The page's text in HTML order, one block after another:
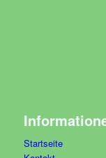
Startseite